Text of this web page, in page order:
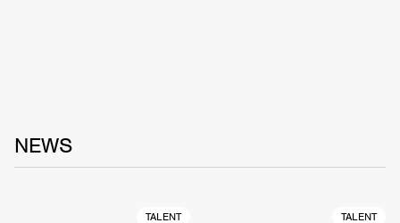
NEWS
TALENT TALENT